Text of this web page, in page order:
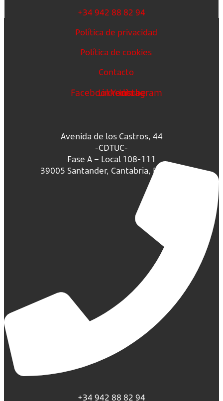
+34 942 88 82 94
Política de privacidad
Política de cookies
Contacto
FacebookLinkedin
Youtube
Instagram
Avenida de los Castros, 44
-CDTUC-
Fase A – Local 108-111
39005 Santander, Cantabria, España.
+34 942 88 82 94